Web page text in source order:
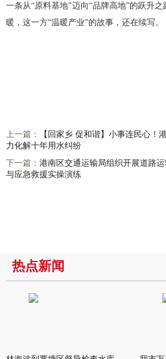
一条从“原料基地”迈向“品牌高地”的跃升之
暖，这一方“温暖产业”的故事，还在续写。
上一篇：
【回家乡 促和谐】小事连民心！
力化解十年用水纠纷
下一篇： 港南区交通运输局组织开展道路
与应急救援实操演练
热点新闻